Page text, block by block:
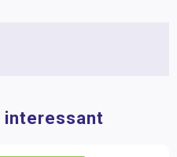
interessant